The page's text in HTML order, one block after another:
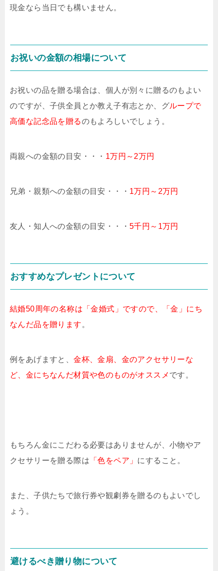
現金なら当日でも構いません。
お祝いの金額の相場について
お祝いの品を贈る場合は、個人が別々に贈るのもよい
のですが、子供全員とか教え子有志とか、グループで
高価な記念品を贈るのもよろしいでしょう。
両親への金額の目安・・・ 1万円～2万円
兄弟・親類への金額の目安・・・ 1万円～2万円
友人・知人への金額の目安・・・ 5千円～1万円
おすすめなプレゼントについて
結婚50周年の名称は「金婚式」ですので、「金」にち
なんだ品を贈ります 。
例をあげますと、金杯、金扇、金のアクセサリーな
ど、金にちなんだ材質や色のものがオススメ です。
もちろん金にこだわる必要はありませんが、小物やア
クセサリーを贈る際は 「色をペア」 にすること。
また、子供たちで旅行券や観劇券を贈るのもよいでし
ょう。
避けるべき贈り物について